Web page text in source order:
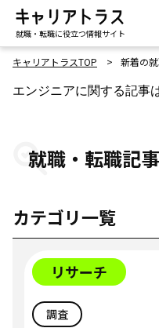
就職・転職に役立つ情報サイト
キャリアトラスTOP 新着の
エンジニアに関する記事
就職・転職記
カテゴリ一覧
リサーチ
調査